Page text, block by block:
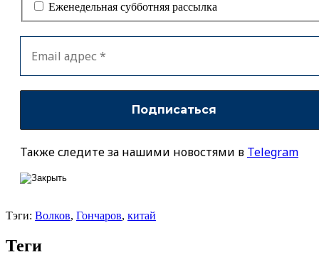
Еженедельная субботняя рассылка
Также следите за нашими новостями в Telegram
Тэги: Волков, Гончаров, китай
Теги